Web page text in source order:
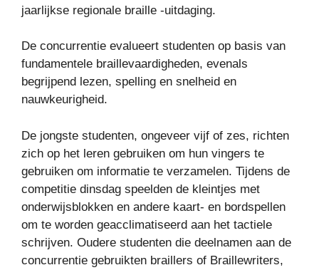
jaarlijkse regionale braille -uitdaging.
De concurrentie evalueert studenten op basis van
fundamentele braillevaardigheden, evenals
begrijpend lezen, spelling en snelheid en
nauwkeurigheid.
De jongste studenten, ongeveer vijf of zes, richten
zich op het leren gebruiken om hun vingers te
gebruiken om informatie te verzamelen. Tijdens de
competitie dinsdag speelden de kleintjes met
onderwijsblokken en andere kaart- en bordspellen
om te worden geacclimatiseerd aan het tactiele
schrijven. Oudere studenten die deelnamen aan de
concurrentie gebruikten braillers of Braillewriters,